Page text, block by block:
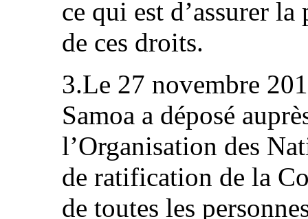
ce qui est d’assurer
de ces droits.
3.Le 27 novembre
Samoa a déposé
l’Organisation des
de ratification de la
de toutes les